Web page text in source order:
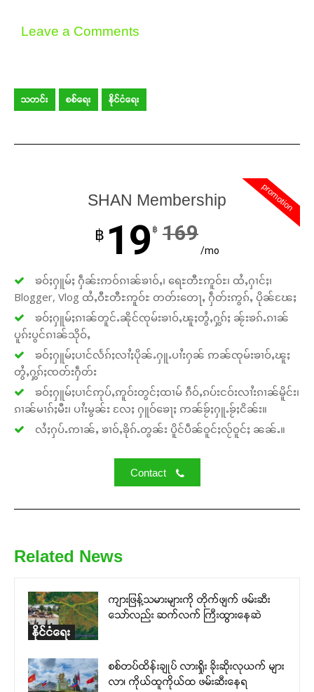
Leave a Comments
သတင်း စစ်ရေး နိုင်ငံရေး
promotion
SHAN Membership
฿ 19 ฿ 169
/mo
ၶဝ်ႈႁူမ်ႈ ႁဵၼ်းဢဝ်ၵၢၼ်ၶၢဝ်ႇ၊ ရေႊတီႊဢူဝ်ႊ၊ ထႆႇႁၢင်ႈ၊
Blogger, Vlog ထႆႇဝီႊတီႊဢူဝ်ႊ တတ်းတေႃႇ ႁဵတ်းဢွၵ်ႇ ပိုၼ်ၽႄႈ
ၶဝ်ႈႁူမ်ႈၵၢၼ်တူင်ႉၼိုင်ၸုမ်းၶၢဝ်ႇၽူႈတွႆႇႁွၵ်ႈ ၼႂ်းၶၵ်ႉၵၢၼ်
ပူၵ်းပွင်ၵၢၼ်သိုဝ်ႇ
ၶဝ်ႈႁူမ်ႈပၢင်လႅၵ်ႈလၢႆႈပိုၼ်ႉႁူႉပၢႆးႁၼ် ဢၼ်ၸုမ်းၶၢဝ်ႇၽူႈ
တွႆႇႁွၵ်ႈၸတ်းႁဵတ်း
ၶဝ်ႈႁူမ်ႈပၢင်ဢုပ်ႇဢူဝ်းတွင်ႈထၢမ် ၵဵဝ်ႇၵပ်းငဝ်းလၢႆးၵၢၼ်မိူင်း၊
ၵၢၼ်မၢၵ်ႈမီး၊ ပၢႆးမွၼ်း လႄႈ ႁူဝ်ၶေႃႈ ဢၼ်ၶႂ်ႈႁူႉၶႂ်ႈငိၼ်း။
လႆႈႁပ်ႉဢၢၼ်ႇ ၶၢဝ်ႇၶိုၵ်ႉတွၼ်း ပိူင်ပဵၼ်ဝူင်ႈလႂ်ဝူင်ႈ ၼၼ်ႉ။
Contact
Related News
နိုင်ငံရေး
ကျားဖြန့်သမားများကို တိုက်ဖျက် ဖမ်းဆီး
သော်လည်း ဆက်လက် ကြီးထွားနေဆဲ
စစ်တပ်ထိန်းချုပ် လားရှိုး ခိုးဆိုးလုယက် များ
လာ၊ ကိုယ်ထူကိုယ်ထ ဖမ်းဆီးနေရ